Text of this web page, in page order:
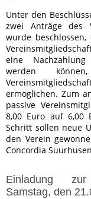
Unter den
zwei Anträge des
wurde
eine
werden
ermöglichen. Zum
passive
8,00 Euro auf 6,00
Schritt sollen neue
den Verein
Concordia
Einladung zur
Samstag, den